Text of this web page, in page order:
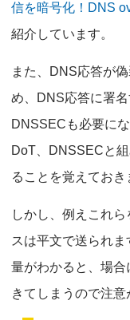
信を暗号化！DNS
紹介しています。
また、DNS応答が
め、DNS応答に署
DNSSECも必要に
DoT、DNSSECと
ることを覚えておき
しかし、例えこれ
スは平文で送られ
量がわかると、場
きてしまうので注意